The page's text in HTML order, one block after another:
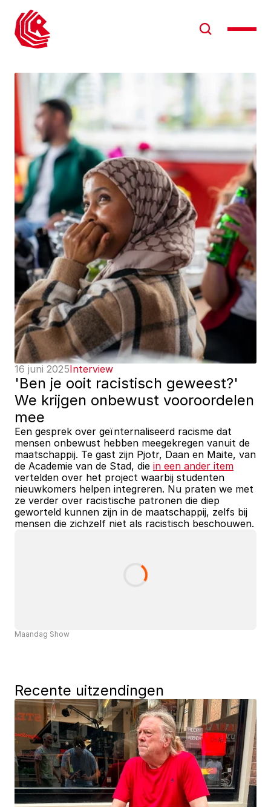
16 juni 2025Interview
'Ben je ooit racistisch geweest?'
We krijgen onbewust vooroordelen
mee
Een gesprek over geïnternaliseerd racisme dat
mensen onbewust hebben meegekregen vanuit de
maatschappij. Te gast zijn Pjotr, Daan en Maite, van
de Academie van de Stad, die in een ander item
vertelden over het project waarbij studenten
nieuwkomers helpen integreren. Nu praten we met
ze verder over racistische patronen die diep
geworteld kunnen zijn in de maatschappij, zelfs bij
mensen die zichzelf niet als racistisch beschouwen.
Maandag Show
Recente uitzendingen